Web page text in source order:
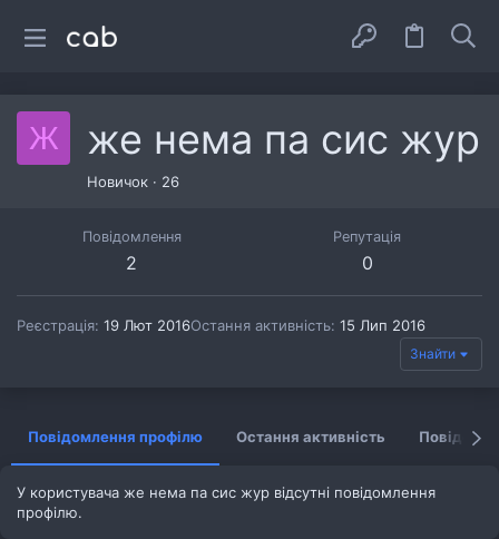
Ж же нема па сис жур
Новичок · 26
Повідомлення
2
Репутація
0
Реєстрація 19 Лют 2016Остання активність 15 Лип 2016
Знайти
Повідомлення профілю Остання активність
У користувача же нема па сис жур відсутні повідомлення
профілю.